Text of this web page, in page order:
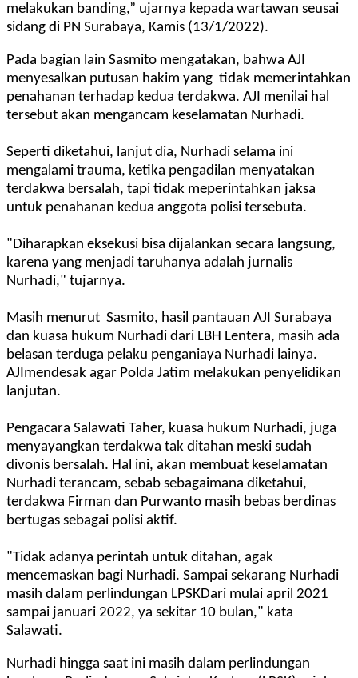
melakukan banding,” ujarnya kepada wartawan seusai
sidang di PN Surabaya, Kamis (13/1/2022).
Pada bagian lain Sasmito mengatakan, bahwa AJI
menyesalkan putusan hakim yang tidak memerintahkan
penahanan terhadap kedua terdakwa. AJI menilai hal
tersebut akan mengancam keselamatan Nurhadi.
Seperti diketahui, lanjut dia, Nurhadi selama ini
mengalami trauma, ketika pengadilan menyatakan
terdakwa bersalah, tapi tidak meperintahkan jaksa
untuk penahanan kedua anggota polisi tersebuta.
"Diharapkan eksekusi bisa dijalankan secara langsung,
karena yang menjadi taruhanya adalah jurnalis
Nurhadi," tujarnya.
Masih menurut Sasmito, hasil pantauan AJI Surabaya
dan kuasa hukum Nurhadi dari LBH Lentera, masih ada
belasan terduga pelaku penganiaya Nurhadi lainya.
AJImendesak agar Polda Jatim melakukan penyelidikan
lanjutan.
Pengacara Salawati Taher, kuasa hukum Nurhadi, juga
menyayangkan terdakwa tak ditahan meski sudah
divonis bersalah. Hal ini, akan membuat keselamatan
Nurhadi terancam, sebab sebagaimana diketahui,
terdakwa Firman dan Purwanto masih bebas berdinas
bertugas sebagai polisi aktif.
"Tidak adanya perintah untuk ditahan, agak
mencemaskan bagi Nurhadi. Sampai sekarang Nurhadi
masih dalam perlindungan LPSKDari mulai april 2021
sampai januari 2022, ya sekitar 10 bulan," kata
Salawati.
Nurhadi hingga saat ini masih dalam perlindungan